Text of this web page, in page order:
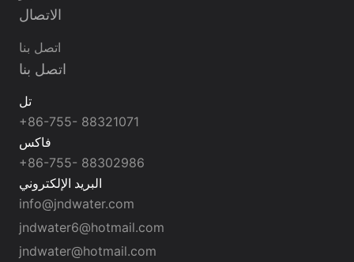
الاتصال
اتصل بنا
اتصل بنا
تل
+86-755- 88321071
فاكس
+86-755- 88302986
البريد الإلكتروني
info@jndwater.com
jndwater6@hotmail.com
jndwater@hotmail.com